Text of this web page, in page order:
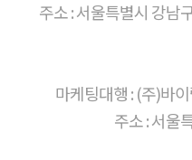
주소 : 서울특별시 강
마케팅대행 : (주)바
주소 : 서울